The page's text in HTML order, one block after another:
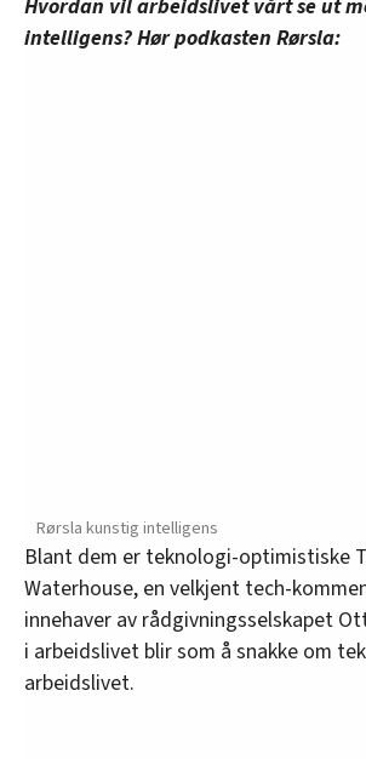
Hvordan vil arbeidslivet vårt se ut
intelligens? Hør podkasten Rørsla:
Rørsla kunstig intelligens
Blant dem er teknologi-optimistiske
Waterhouse, en velkjent tech-
innehaver av rådgivningsselskapet
i arbeidslivet blir som å snakke om
arbeidslivet.